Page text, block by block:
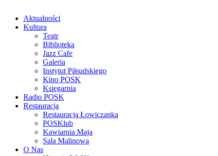
Aktualności
Kultura
Teatr
Biblioteka
Jazz Cafe
Galeria
Instytut Piłsudskiego
Kino POSK
Księgarnia
Radio POSK
Restauracja
Restauracja Łowiczanka
POSKlub
Kawiarnia Maja
Sala Malinowa
O Nas